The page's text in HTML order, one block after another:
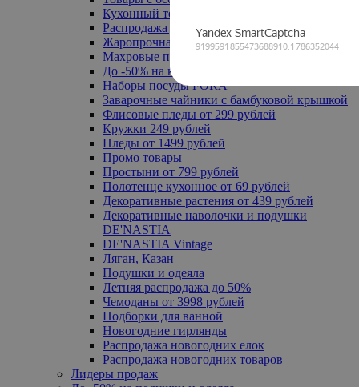
Кухонный текстиль
Распродажа до -50%
Жаропрочная посуда
Махровые полотенца
До -50% на ковры
Наборы посуды FORA
Заварочные чайники с бамбуковой крышкой
Флисовые пледы от 299 рублей
Кружки 249 рублей
Пледы от 1499 рублей
Промо товары
Простыни от 799 рублей
Полотенце кухонное от 69 рублей
Декоративные растения от 439 рублей
Декоративные наволочки и подушки
DE'NASTIA
DE'NASTIA Vintage
Ляган, Казан
Подушки и одеяла
Летняя распродажа до 50%
Чемоданы от 3998 рублей
Подборки для ванной
Новогодние гирлянды
Распродажа новогодних елок
Распродажа новогодних товаров
Лидеры продаж